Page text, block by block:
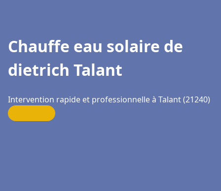
Chauffe eau solaire de
dietrich Talant
Intervention rapide et professionnelle à Talant (21240)